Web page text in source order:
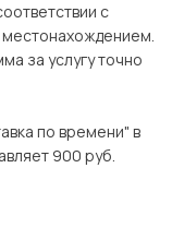
с
за услугу точно
по времени" в
900 руб.